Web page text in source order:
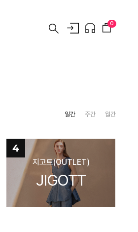
0
일간 주간 월간
4
지고트(OUTLET)
JIGOTT